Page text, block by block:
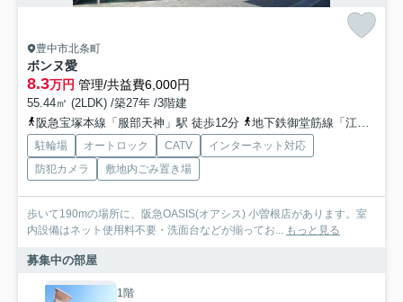
豊中市北条町
ボンヌ愛
8.3万円 管理/共益費6,000円
55.44㎡ (2LDK) /築27年 /3階建
阪急宝塚本線「服部天神」駅 徒歩12分
地下鉄御堂筋線「江坂」駅 徒歩25分
駐輪場 オートロック CATV
インターネット対応
防犯カメラ
敷地内ごみ置き場
歩いて190mの場所に、阪急OASIS(オアシス) 小曽根店があります。室
内設備はネット使用料不要・洗面台などが揃ってお... もっと見る
募集中の部屋
1階